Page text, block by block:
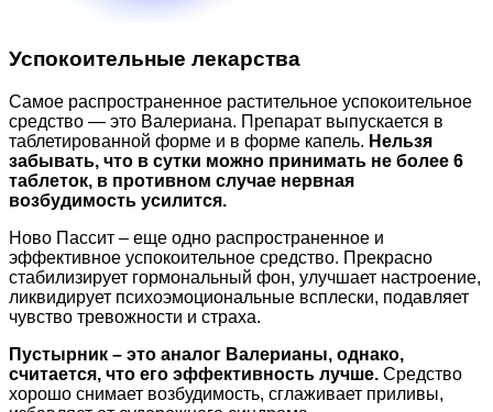
Успокоительные лекарства
Самое распространенное растительное успокоительное
средство — это Валериана. Препарат выпускается в
таблетированной форме и в форме капель. Нельзя
забывать, что в сутки можно принимать не более 6
таблеток, в противном случае нервная
возбудимость усилится.
Ново Пассит – еще одно распространенное и
эффективное успокоительное средство. Прекрасно
стабилизирует гормональный фон, улучшает настроение,
ликвидирует психоэмоциональные всплески, подавляет
чувство тревожности и страха.
Пустырник – это аналог Валерианы, однако,
считается, что его эффективность лучше. Средство
хорошо снимает возбудимость, сглаживает приливы,